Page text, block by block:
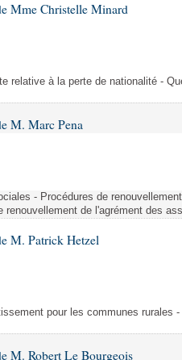
Mme Christelle Minard
relative à la perte de nationalité -
M. Marc Pena
- Procédures de
renouvellement de l'agrément des
M. Patrick Hetzel
pour les communes rurales
M. Robert Le Bourgeois